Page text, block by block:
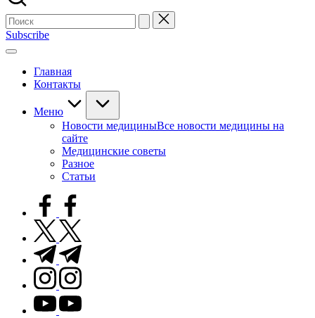
Поиск
для:
Subscribe
Главная
Контакты
Меню
Новости медициныВсе новости медицины на
сайте
Медицинские советы
Разное
Статьи
facebook.com
twitter.com
t.me
instagram.com
youtube.com